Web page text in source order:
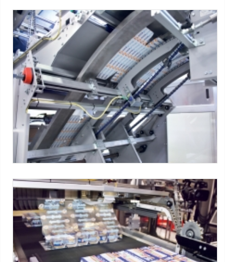
LSK series
Máquinas SMI :Série LSK ERGON
Tag:Filme-Camadas de papelão - Over The Top (OTT)
Potes de vidro-Alimentos e produtos para animais-1x2
packs-6x2 packs
LSK series
Máquinas SMI :Série LSK ERGON
Tag:Filme-Camadas de papelão - Over The Top (OTT)-
Potes de vidro-Alimentos e produtos para animais-
1x2
packs-6x2 packs